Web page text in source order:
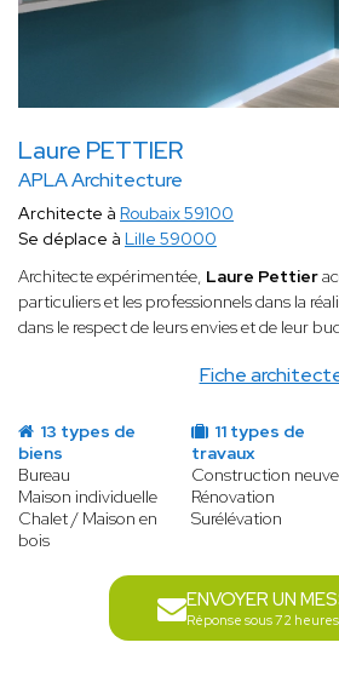
Laure PETTIER
APLA Architecture
Fiche
Architecte à Roubaix 59100
Se déplace à Lille 59000
Architecte expérimentée, Laure Pettier
particuliers et les professionnels dans la
dans le respect de leurs envies et de leur
13 types de
biens
Bureau
Maison individuelle
Chalet / Maison en
bois
11 types de
travaux
Construction neuve
Rénovation
Surélévation
ENVOYER UN
Réponse sous 72 heures